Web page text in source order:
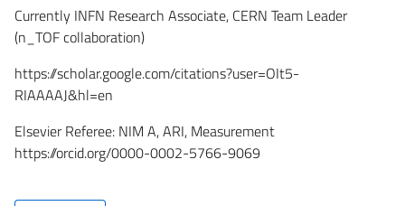
Currently INFN Research Associate, CERN Team Leader
(n_TOF collaboration)
https://scholar.google.com/citations?user=OIt5-
RIAAAAJ&hl=en
Elsevier Referee: NIM A, ARI, Measurement
https://orcid.org/0000-0002-5766-9069